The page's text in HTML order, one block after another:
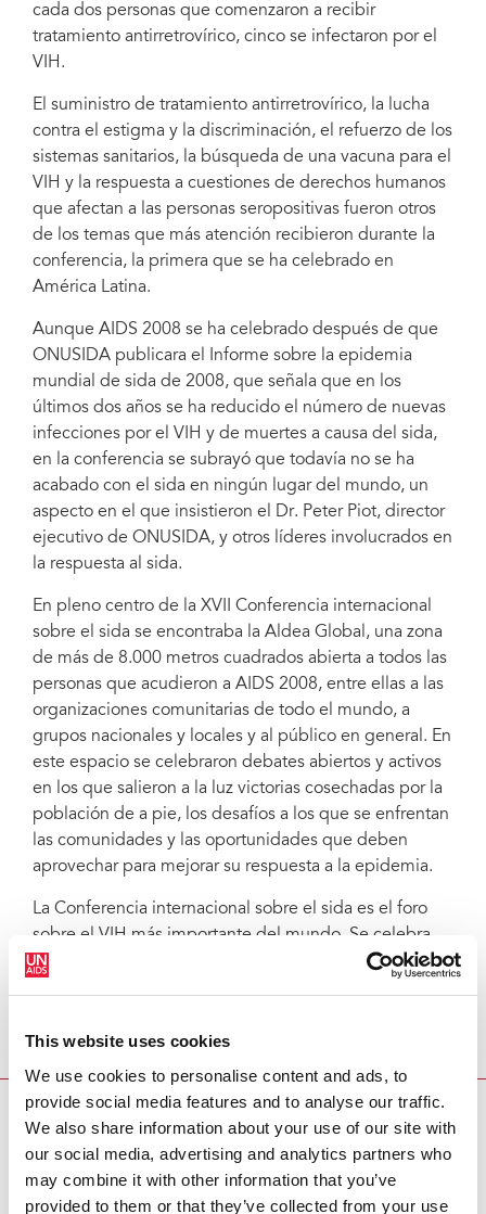
This website uses cookies
We use cookies to personalise content and ads, to
provide social media features and to analyse our traffic.
We also share information about your use of our site with
our social media, advertising and analytics partners who
may combine it with other information that you’ve
provided to them or that they’ve collected from your use
cada dos personas que comenzaron a recibir
tratamiento antirretrovírico, cinco se infectaron por el
VIH.
El suministro de tratamiento antirretrovírico, la lucha
contra el estigma y la discriminación, el refuerzo de los
sistemas sanitarios, la búsqueda de una vacuna para el
VIH y la respuesta a cuestiones de derechos humanos
que afectan a las personas seropositivas fueron otros
de los temas que más atención recibieron durante la
conferencia, la primera que se ha celebrado en
América Latina.
Aunque AIDS 2008 se ha celebrado después de que
ONUSIDA publicara el Informe sobre la epidemia
mundial de sida de 2008, que señala que en los
últimos dos años se ha reducido el número de nuevas
infecciones por el VIH y de muertes a causa del sida,
en la conferencia se subrayó que todavía no se ha
acabado con el sida en ningún lugar del mundo, un
aspecto en el que insistieron el Dr. Peter Piot, director
ejecutivo de ONUSIDA, y otros líderes involucrados en
la respuesta al sida.
En pleno centro de la XVII Conferencia internacional
sobre el sida se encontraba la Aldea Global, una zona
de más de 8.000 metros cuadrados abierta a todos las
personas que acudieron a AIDS 2008, entre ellas a las
organizaciones comunitarias de todo el mundo, a
grupos nacionales y locales y al público en general. En
este espacio se celebraron debates abiertos y activos
en los que salieron a la luz victorias cosechadas por la
población de a pie, los desafíos a los que se enfrentan
las comunidades y las oportunidades que deben
aprovechar para mejorar su respuesta a la epidemia.
La Conferencia internacional sobre el sida es el foro
sobre el VIH más importante del mundo. Se celebra
cada dos años y su organización corre a cargo de la
conferencia tendrá lugar en Viena, Austria, en julio de
CONCLUYE AIDS 2008 EN MÉXICO
Asociados: